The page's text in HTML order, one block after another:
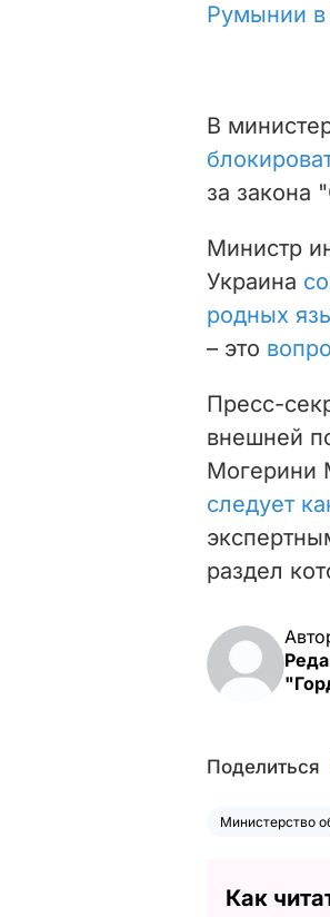
Румынии в
В
за закона
Министр
Украина
родных
– это
Пресс-
внешней
Могерини
следует
раздел
Поделиться
Министерство
Как